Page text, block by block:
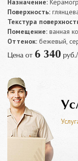
Назначение:
Поверхность:
Текстура
Помещение: ванная
Оттенок: бежевый,
Цена от 6 340